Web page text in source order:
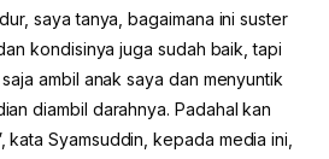
saya tanya, bagaimana ini suster
kondisinya juga sudah baik, tapi
ambil anak saya dan menyuntik
diambil darahnya. Padahal kan
kata Syamsuddin, kepada media ini,